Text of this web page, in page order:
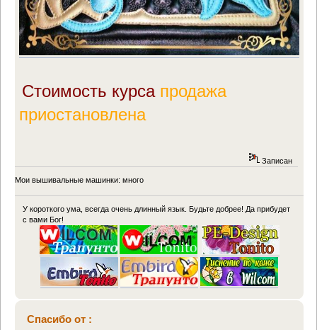
Стоимость курса продажа
приостановлена
Записан
Мои вышивальные машинки: много
У короткого ума, всегда очень длинный язык. Будьте добрее! Да прибудет
с вами Бог!
Спасибо от :